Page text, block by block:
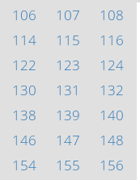
106 107
108
114 115
116
122 123
124
130 131
132
138 139
140
146 147
148
154 155
156